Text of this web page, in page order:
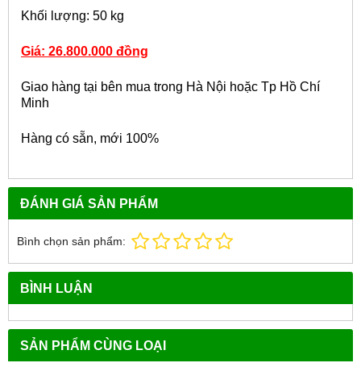
Khối lượng: 50 kg
Giá: 26.800.000 đồng
Giao hàng tại bên mua trong Hà Nội hoặc Tp Hồ Chí
Minh
Hàng có sẵn, mới 100%
ĐÁNH GIÁ SẢN PHẨM
Bình chọn sản phẩm:
BÌNH LUẬN
SẢN PHẨM CÙNG LOẠI